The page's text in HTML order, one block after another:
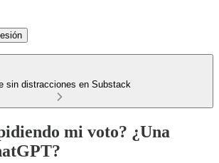
sin distracciones en Substack
mi voto? ¿Una